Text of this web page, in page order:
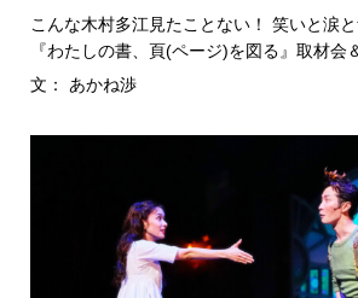
こんな木村多江見たことない！ 笑いと涙
『わたしの書、頁(ページ)を図る』取材会
文： あかね渉